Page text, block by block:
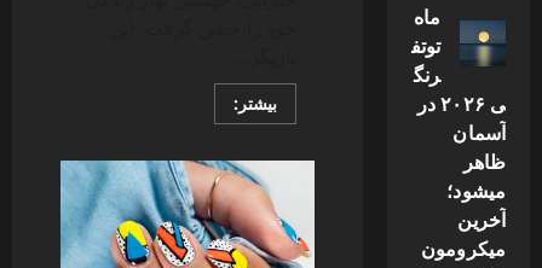
بیشتر:Read
more
خیرابی
40
ساله
شد!
جشن
تولد
ماه
توتف
رنگ
ی ۲۰۲۶ در
آسمان
ظاهر
میشود؛
آخرین
میکرومون